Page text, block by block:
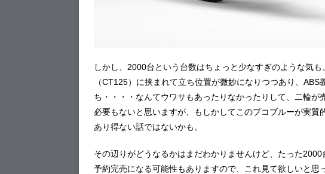
しかし、2000台という台数はちょっと少なすぎのような気
（CT125）に挟まれて立ち位置が微妙になりつつあり、
ち・・・・なんてウワサもあったりなかったりして、二輪
必要もないと思いますが、もしかしてこのプコブルーが実質
あり得ない話ではないかも。
その辺りがどうなるかはまだわかりませんけど、たった
予約完売になる可能性もありますので、これ見て欲しいと思